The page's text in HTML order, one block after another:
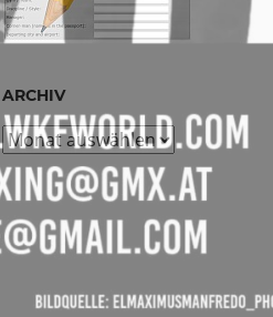
ARCHIV
Archiv